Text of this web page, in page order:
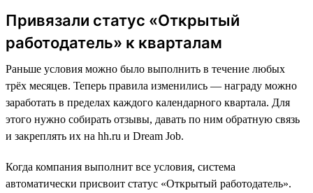
Привязали статус «Открытый
работодатель» к кварталам
Раньше условия можно было выполнить в течение любых
трёх месяцев. Теперь правила изменились — награду можно
заработать в пределах каждого календарного квартала. Для
этого нужно собирать отзывы, давать по ним обратную связь
и закреплять их на hh.ru и Dream Job.
Когда компания выполнит все условия, система
автоматически присвоит статус «Открытый работодатель».